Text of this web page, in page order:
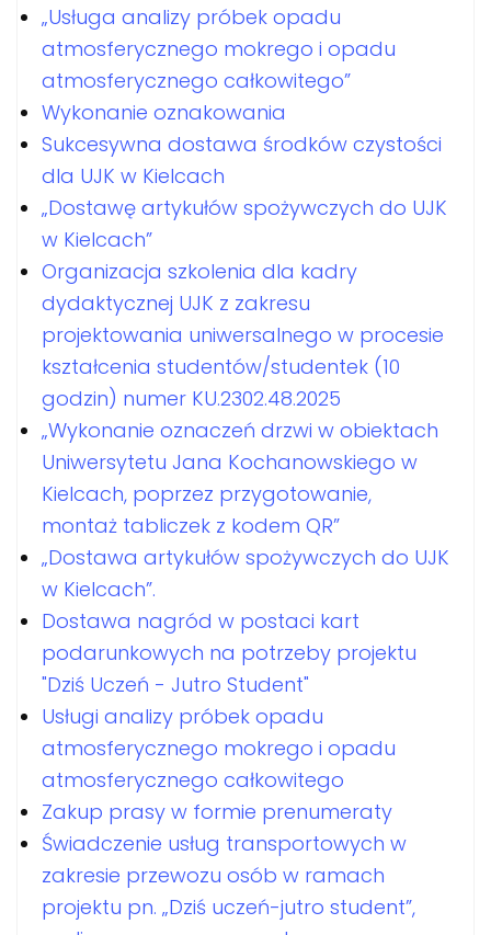
„Usługa analizy próbek opadu
atmosferycznego mokrego i opadu
atmosferycznego całkowitego”
Wykonanie oznakowania
Sukcesywna dostawa środków czystości
dla UJK w Kielcach
„Dostawę artykułów spożywczych do UJK
w Kielcach”
Organizacja szkolenia dla kadry
dydaktycznej UJK z zakresu
projektowania uniwersalnego w procesie
kształcenia studentów/studentek (10
godzin) numer KU.2302.48.2025
„Wykonanie oznaczeń drzwi w obiektach
Uniwersytetu Jana Kochanowskiego w
Kielcach, poprzez przygotowanie,
montaż tabliczek z kodem QR”
„Dostawa artykułów spożywczych do UJK
w Kielcach”.
Dostawa nagród w postaci kart
podarunkowych na potrzeby projektu
"Dziś Uczeń - Jutro Student"
Usługi analizy próbek opadu
atmosferycznego mokrego i opadu
atmosferycznego całkowitego
Zakup prasy w formie prenumeraty
Świadczenie usług transportowych w
zakresie przewozu osób w ramach
projektu pn. „Dziś uczeń-jutro student”,